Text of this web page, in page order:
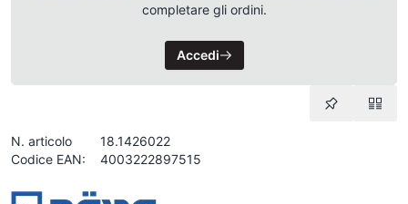
completare gli ordini.
Accedi
N. articolo
18.1426022
Codice EAN:
4003222897515